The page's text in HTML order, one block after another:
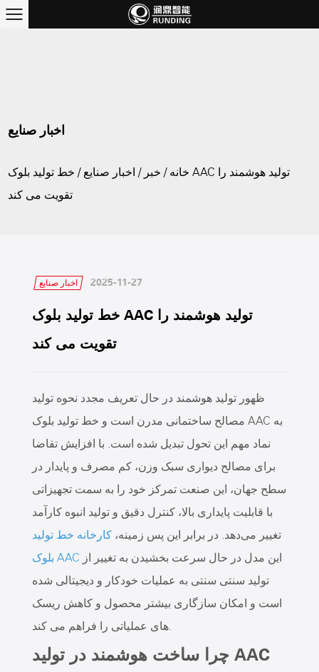
اخبار صنایع
خانه / خبر / اخبار صنایع / خط تولید بلوک AAC تولید هوشمند را
تقویت می کند
اخبار صنایع 2025-11-27
خط تولید بلوک AAC تولید هوشمند را
تقویت می کند
ظهور تولید هوشمند در حال تعریف مجدد نحوه تولید
مصالح ساختمانی مدرن است و خط تولید بلوک AAC به
نماد مهم این تحول تبدیل شده است. با افزایش تقاضا
برای مصالح دیواری سبک وزن، کم مصرف و پایدار در
سطح جهان، این صنعت تمرکز خود را به سمت تجهیزاتی
با قابلیت پایداری بالا، کنترل دقیق و تولید انبوه کارآمد
تغییر می‌دهد. در برابر این پس زمینه،کارخانه خط تولید
بلوک AAC این مدل در حال سرعت بخشیدن به تغییر از
تولید سنتی سنتی به عملیات خودکار و دیجیتالی شده
است و امکان سازگاری بیشتر محصول و کاهش ریسک
های عملیاتی را فراهم می کند.
چرا ساخت هوشمند در تولید AAC